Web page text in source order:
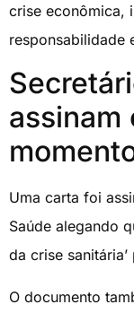
crise econômica,
responsabilidade
assinam
Uma carta foi
Saúde alegando
da crise
O documento